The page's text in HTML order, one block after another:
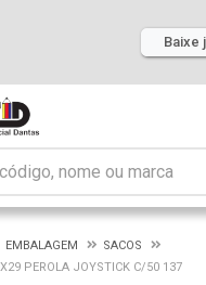
Baixe
EMBALAGEM
SACOS
PEROLA JOYSTICK C/50 137